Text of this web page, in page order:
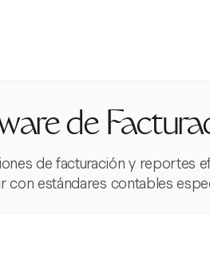
de
de facturación y reportes
con estándares contables